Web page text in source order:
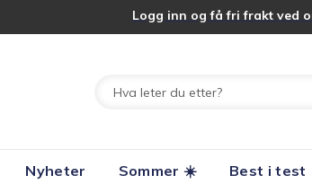
Logg inn og få fri frakt ved
Nyheter Sommer ☀️ Best i test